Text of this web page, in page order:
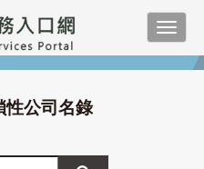
性公司名錄